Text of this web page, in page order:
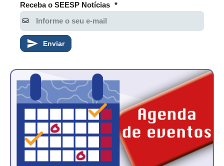
Receba o SEESP Notícias *
Enviar